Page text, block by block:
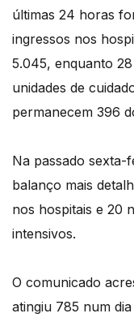
últimas 24 horas
ingressos nos
5.045, enquanto
unidades de
permanecem 396
Na passado sexta-
balanço mais
nos hospitais e 20
intensivos.
O comunicado
atingiu 785 num